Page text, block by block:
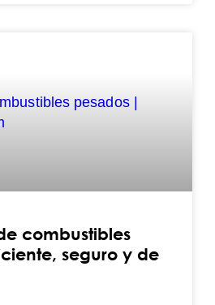
combustibles
seguro y de